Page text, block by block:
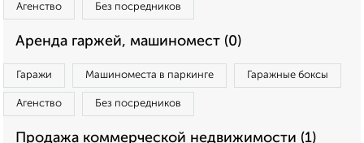
Агенство Без посредников
Аренда гаржей, машиномест (0)
Гаражи Машиноместа в паркинге Гаражные боксы
Агенство Без посредников
Продажа коммерческой недвижимости (1)